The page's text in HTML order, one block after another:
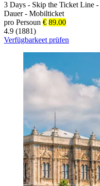
3 Days - Skip the Ticket Line -
Dauer - Mobilticket
pro Persoun € 89.00
4.9 (1881)
Verfügbarkeet prüfen